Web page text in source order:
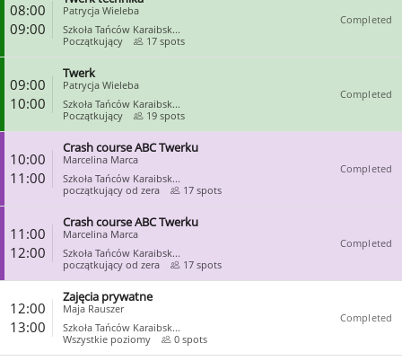
08:00
09:00
Patrycja Wieleba
Szkoła Tańców Karaibsk...
Początkujący
17 spots
Completed
09:00
10:00
Twerk
Patrycja Wieleba
Szkoła Tańców Karaibsk...
Początkujący
19 spots
Completed
10:00
11:00
Crash course ABC Twerku
Marcelina Marca
Szkoła Tańców Karaibsk...
początkujący od zera
17 spots
Completed
11:00
12:00
Crash course ABC Twerku
Marcelina Marca
Szkoła Tańców Karaibsk...
początkujący od zera
17 spots
Completed
12:00
13:00
Zajęcia prywatne
Maja Rauszer
Szkoła Tańców Karaibsk...
Wszystkie poziomy
0 spots
Completed